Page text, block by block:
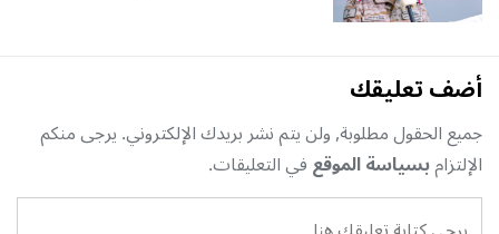
أضف تعليقك
جميع الحقول مطلوبة, ولن يتم نشر بريدك الإلكتروني. يرجى منكم
الإلتزامبسياسة الموقعفي التعليقات.